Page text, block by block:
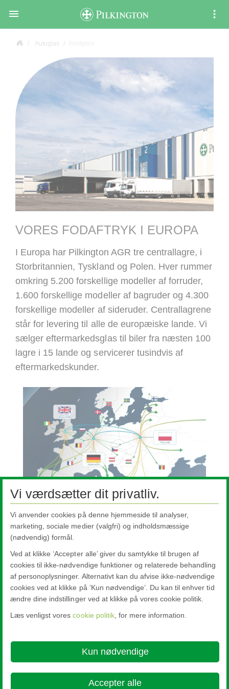

Autoglas
VORES FODAFTRYK I EUROPA
I Europa har Pilkington AGR tre centrallagre, i
Storbritannien, Tyskland og Polen. Hver rummer
omkring 5.200 forskellige modeller af forruder,
1.600 forskellige modeller af bagruder og 4.300
forskellige modeller af sideruder. Centrallagrene
står for levering til alle de europæiske lande. Vi
sælger eftermarkedsglas til biler fra næsten 100
lagre i 15 lande og servicerer tusindvis af
eftermarkedskunder.
Vigtigste fakta
3 centrallagre i Europa
Næsten 100 lagre i 15 lande
Salg til mere end 49 lande
Head Office - 3-5-27 Mita Minato-ku Tokyo
Ethics and Compliance Hotline
Vi værdsætter dit privatliv.
Vi anvender cookies på denne hjemmeside til analyser,
marketing, sociale medier (valgfri) og indholdsmæssige
(nødvendig) formål.
Ved at klikke ‘Accepter alle’ giver du samtykke til brugen af
cookies til ikke-nødvendige funktioner og relaterede behandling
af personoplysninger. Alternativt kan du afvise ikke-nødvendige
cookies ved at klikke på ’Kun nødvendige’. Du kan til enhver tid
ændre dine indstillinger ved at klikke på vores cookie politik.
Læs venligst vorescookie politik, for mere information.
Kun nødvendige
Accepter alle